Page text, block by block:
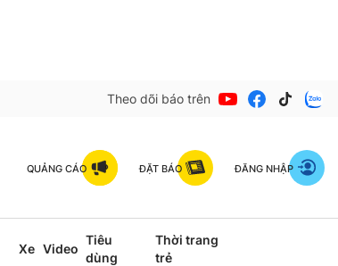
Theo dõi báo trên
QUẢNG CÁO ĐẶT BÁO ĐĂNG NHẬP
Xe Video
Tiêu
dùng
Thời trang
trẻ